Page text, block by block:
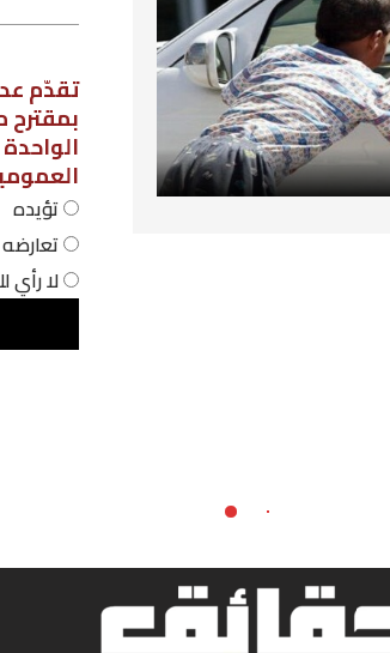
استطلاع رأي
تقدّم عدد من نواب مجلس نواب الشعب،
بمقترح مشروع قانون لاعتماد نظام
الواحدة في المؤسسات التربوية
العمومية، فهل أنت:
تؤيده